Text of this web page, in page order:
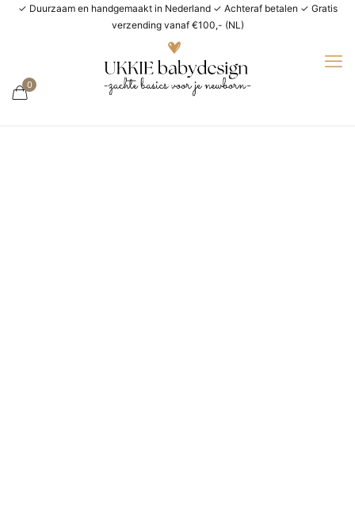
✓ Duurzaam en handgemaakt in Nederland ✓ Achteraf betalen ✓ Gratis
verzending vanaf €100,- (NL)
0